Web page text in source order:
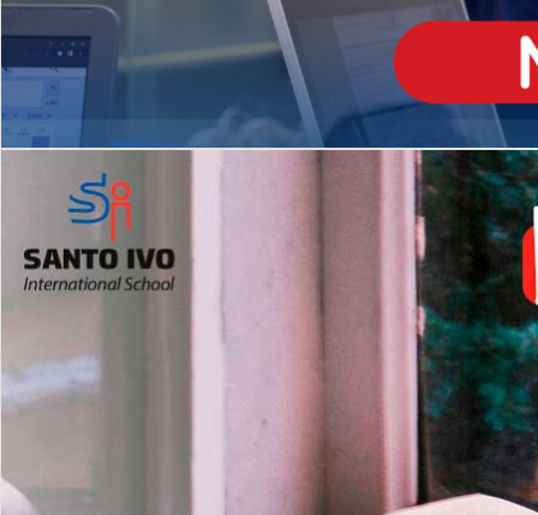
Matrículas Abertas 2026
2º AO 5º ANO FUNDAMENTAL
es
Com imersão Bilingue - Anos
Finais